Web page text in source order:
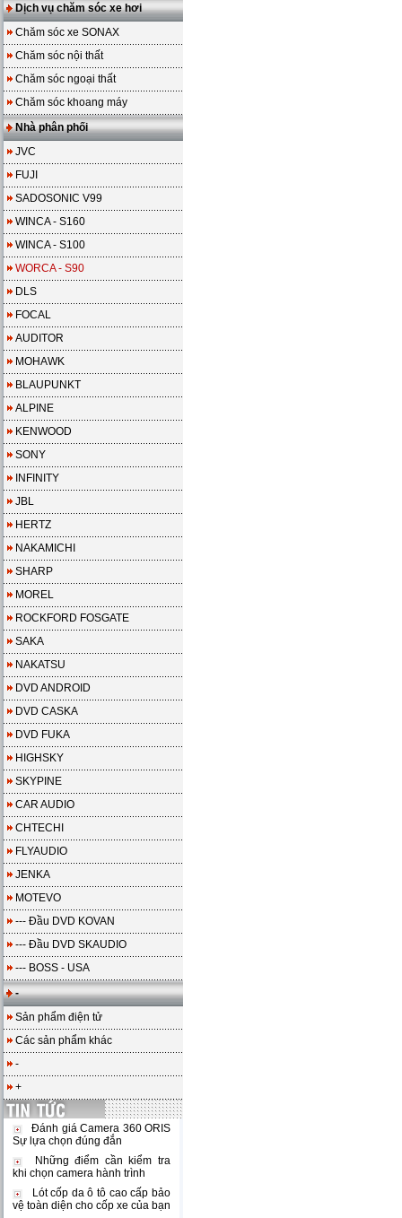
Dịch vụ chăm sóc xe hơi
Chăm sóc xe SONAX
Chăm sóc nội thất
Chăm sóc ngoại thất
Chăm sóc khoang máy
Nhà phân phối
JVC
FUJI
SADOSONIC V99
WINCA - S160
WINCA - S100
WORCA - S90
DLS
FOCAL
AUDITOR
MOHAWK
BLAUPUNKT
ALPINE
KENWOOD
SONY
INFINITY
JBL
HERTZ
NAKAMICHI
SHARP
MOREL
ROCKFORD FOSGATE
SAKA
NAKATSU
DVD ANDROID
DVD CASKA
DVD FUKA
HIGHSKY
SKYPINE
CAR AUDIO
CHTECHI
FLYAUDIO
JENKA
MOTEVO
--- Đầu DVD KOVAN
--- Đầu DVD SKAUDIO
--- BOSS - USA
-
Sản phẩm điện tử
Các sản phẩm khác
-
+
Đánh giá Camera 360 ORIS
Sự lựa chọn đúng đắn
Những điểm cần kiểm tra
khi chọn camera hành trình
Lót cốp da ô tô cao cấp bảo
vệ toàn diện cho cốp xe của bạn